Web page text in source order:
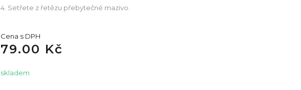
4. Setřete z řetězu přebytečné mazivo.
Cena s DPH
79.00 Kč
skladem